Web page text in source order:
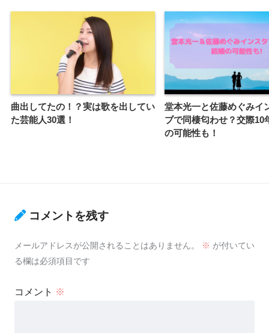
曲出してたの！？実は歌を出してい
た芸能人30選！
堂本光一と佐藤めぐみイ
ブで同棲匂わせ？交際10
の可能性も！
コメントを残す
メールアドレスが公開されることはありません。 ※ が付いてい
る欄は必須項目です
コメント ※